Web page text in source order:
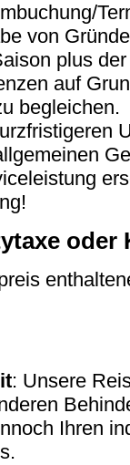
von
plus
auf
begleichen.
oder
: Unsere
Ihren